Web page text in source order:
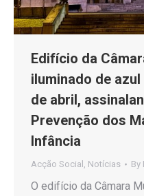
Edifício da
iluminado de
de abril,
Prevenção dos
Infância
Acção Social , Notícias By
O edifício da Câmara